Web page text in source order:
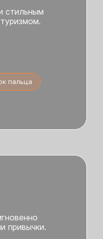
стильным
пальца
привычки.